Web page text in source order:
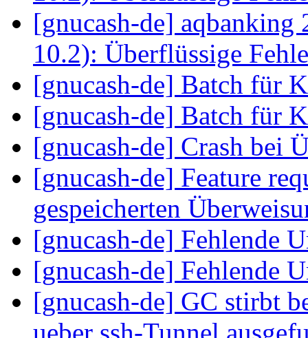
[gnucash-de] aqbanking
10.2): Überflüssige
[gnucash-de] Batch für
[gnucash-de] Batch für
[gnucash-de] Crash bei
[gnucash-de] Feature
gespeicherten
[gnucash-de] Fehlende
[gnucash-de] Fehlende
[gnucash-de] GC stirbt